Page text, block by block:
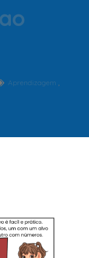
Aprendizagem ,